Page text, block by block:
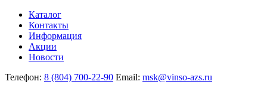
Каталог
Контакты
Информация
Акции
Новости
Телефон: 8 (804) 700-22-90 Email: msk@vinso-azs.ru